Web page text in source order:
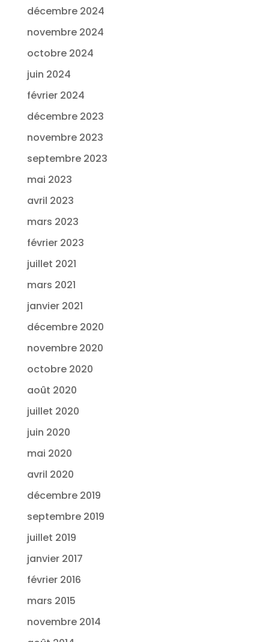
décembre 2024
novembre 2024
octobre 2024
juin 2024
février 2024
décembre 2023
novembre 2023
septembre 2023
mai 2023
avril 2023
mars 2023
février 2023
juillet 2021
mars 2021
janvier 2021
décembre 2020
novembre 2020
octobre 2020
août 2020
juillet 2020
juin 2020
mai 2020
avril 2020
décembre 2019
septembre 2019
juillet 2019
janvier 2017
février 2016
mars 2015
novembre 2014